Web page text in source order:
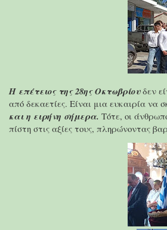
Η επέτειος της 28ης Οκτωβρίουδεν
από δεκαετίες. Είναι μια ευκαιρία να
και η ειρήνη σήμερα. Τότε, οι
πίστη στις αξίες τους, πληρώνοντας